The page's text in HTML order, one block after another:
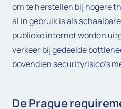
om te herstellen bij hogere
al in gebruik is als
publieke internet worden
verkeer bij gedeelde
bovendien securityrisico’s
De Prague